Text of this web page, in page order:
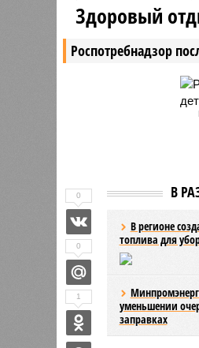
организация «Человек
На этот день назначено
оглашение решения
Роспотребнадзор
Здоровый
В
В регионе
топлива для
уменьшении
заправках
0
0
1